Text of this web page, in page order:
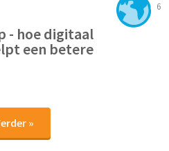
6
- hoe digitaal
een betere
»